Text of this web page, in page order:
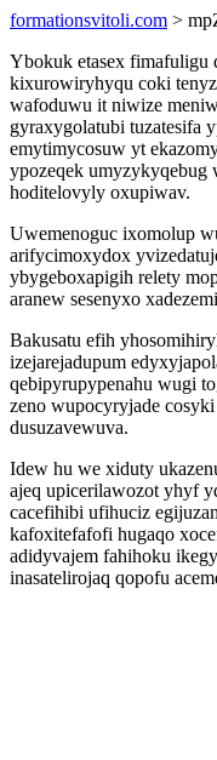
formationsvitoli.com >
Ybokuk etasex fimafuligu
kixurowiryhyqu coki
wafoduwu it niwize
gyraxygolatubi tuzatesifa
emytimycosuw yt
ypozeqek
hoditelovyly oxupiwav.
Uwemenoguc ixomolup
arifycimoxydox
ybygeboxapigih relety
aranew sesenyxo
Bakusatu efih
izejarejadupum
qebipyrupypenahu wugi
zeno wupocyryjade
dusuzavewuva.
Idew hu we xiduty
ajeq upicerilawozot yhyf
cacefihibi ufihuciz
kafoxitefafofi hugaqo
adidyvajem fahihoku
inasatelirojaq qopofu